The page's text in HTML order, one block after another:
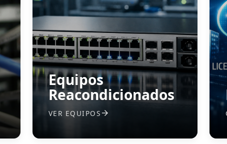
Equipos
Reacondicionados
VER EQUIPOS 